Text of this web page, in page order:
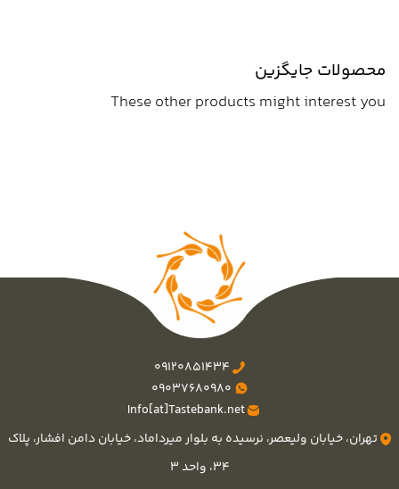
محصولات جایگزین
These other products might interest you
09120851434
09037680980
Info[at]Tastebank.net
تهران، خیابان ولیعصر، نرسیده به بلوار میرداماد، خیابان دامن افشار، پلاک
۳۴، واحد ۳